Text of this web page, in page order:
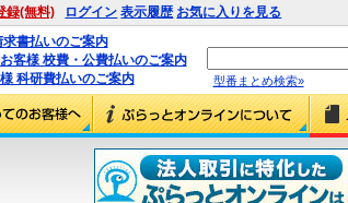
録(無料) ログイン 表示履歴 お気に入りを見る
書払いのご案内
客様 校費・公費払いのご案内
科研費払いのご案内
型番まとめ検索»